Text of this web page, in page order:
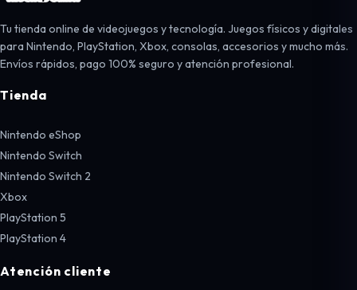
Tu tienda online de videojuegos y tecnología. Juegos físicos y digitales
para Nintendo, PlayStation, Xbox, consolas, accesorios y mucho más.
Envíos rápidos, pago 100% seguro y atención profesional.
Tienda
Nintendo eShop
Nintendo Switch
Nintendo Switch 2
Xbox
PlayStation 5
PlayStation 4
Atención cliente